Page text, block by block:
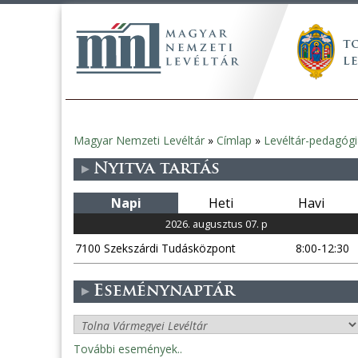
Jelenlegi
hely
Magyar Nemzeti Levéltár » Címlap » Levéltár-
Nyitva tartás
Napi Heti Havi
2026. augusztus 07. p
7100 Szekszárdi Tudásközpont 8:00-12:30
Eseménynaptár
További események..